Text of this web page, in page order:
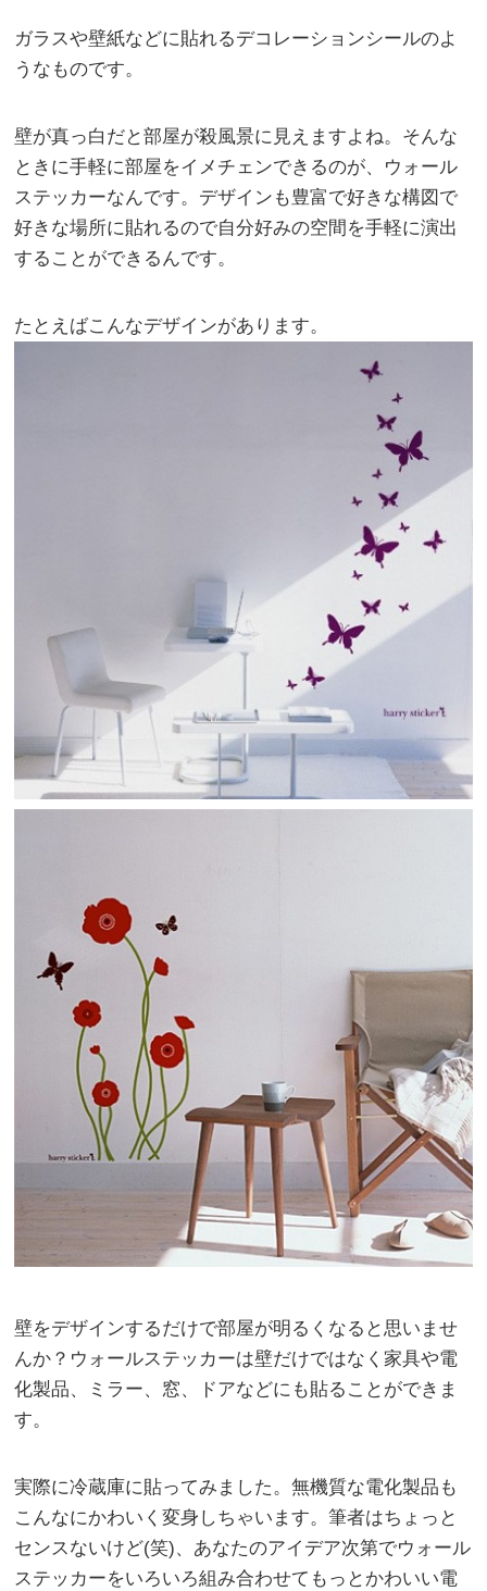
ガラスや壁紙などに貼れるデコレーションシールのよ
うなものです。
壁が真っ白だと部屋が殺風景に見えますよね。そんな
ときに手軽に部屋をイメチェンできるのが、ウォール
ステッカーなんです。デザインも豊富で好きな構図で
好きな場所に貼れるので自分好みの空間を手軽に演出
することができるんです。
たとえばこんなデザインがあります。
壁をデザインするだけで部屋が明るくなると思いませ
んか？ウォールステッカーは壁だけではなく家具や電
化製品、ミラー、窓、ドアなどにも貼ることができま
す。
実際に冷蔵庫に貼ってみました。無機質な電化製品も
こんなにかわいく変身しちゃいます。筆者はちょっと
センスないけど(笑)、あなたのアイデア次第でウォール
ステッカーをいろいろ組み合わせてもっとかわいい電